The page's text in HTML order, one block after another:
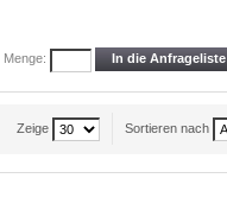
Menge: In die Anfrageliste
Sortieren nach
Zeige